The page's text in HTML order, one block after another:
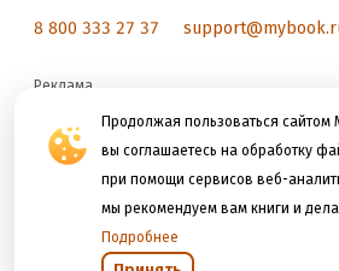
Продолжая пользоваться сайтом
вы соглашаетесь на обработку
при помощи сервисов веб-
мы рекомендуем вам книги и
Подробнее
8 800 333 27 37
Реклама
reklama@litres.ru
Мы принимаем к оплате